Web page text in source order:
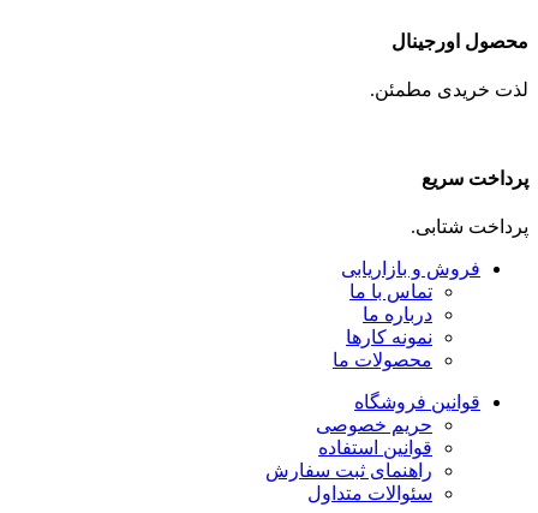
محصول اورجینال
لذت خریدی مطمئن.
پرداخت سریع
پرداخت شتابی.
فروش و بازاریابی
تماس با ما
درباره ما
نمونه کارها
محصولات ما
قوانین فروشگاه
حریم خصوصی
قوانین استفاده
راهنمای ثبت سفارش
سئوالات متداول